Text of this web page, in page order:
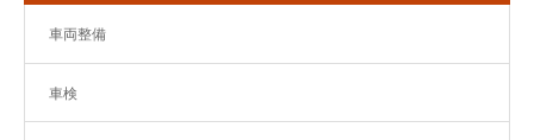
車両整備
車検